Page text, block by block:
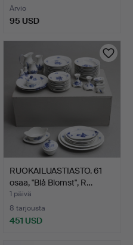
Arvio
95 USD
RUOKAILUASTIASTO. 61
osaa, "Blå Blomst", R…
1 päivä
8 tarjousta
451 USD